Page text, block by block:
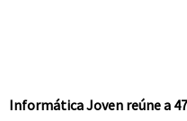
Informática Joven reúne a